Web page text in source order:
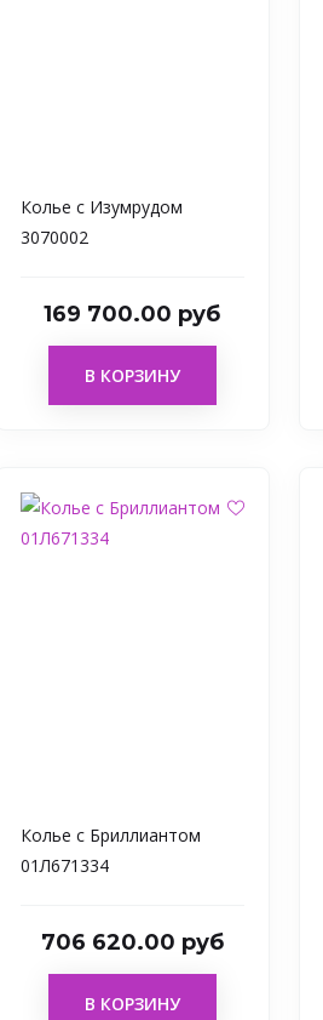
Колье с Изумрудом
3070002
169 700.00 руб
В КОРЗИНУ
Колье с Бриллиантом
01Л671334
706 620.00 руб
В КОРЗИНУ